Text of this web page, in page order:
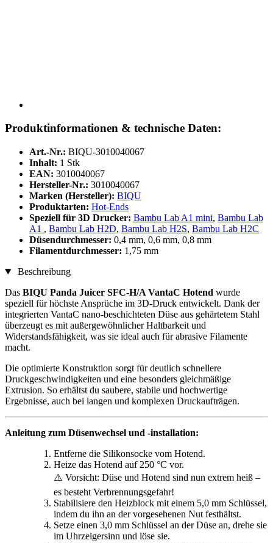
Produktinformationen & technische Daten:
Art.-Nr.: BIQU-3010040067
Inhalt: 1 Stk
EAN: 3010040067
Hersteller-Nr.: 3010040067
Marken (Hersteller): BIQU
Produktarten: Hot-Ends
Speziell für 3D Drucker: Bambu Lab A1 mini, Bambu Lab
A1 , Bambu Lab H2D, Bambu Lab H2S, Bambu Lab H2C
Düsendurchmesser: 0,4 mm, 0,6 mm, 0,8 mm
Filamentdurchmesser: 1,75 mm
Beschreibung
Das BIQU Panda Juicer SFC-H/A VantaC Hotend wurde
speziell für höchste Ansprüche im 3D-Druck entwickelt. Dank der
integrierten VantaC nano-beschichteten Düse aus gehärtetem Stahl
überzeugt es mit außergewöhnlicher Haltbarkeit und
Widerstandsfähigkeit, was sie ideal auch für abrasive Filamente
macht.
Die optimierte Konstruktion sorgt für deutlich schnellere
Druckgeschwindigkeiten und eine besonders gleichmäßige
Extrusion. So erhältst du saubere, stabile und hochwertige
Ergebnisse, auch bei langen und komplexen Druckaufträgen.
Anleitung zum Düsenwechsel und -installation:
Entferne die Silikonsocke vom Hotend.
Heize das Hotend auf 250 °C vor.
⚠️ Vorsicht: Düse und Hotend sind nun extrem heiß –
es besteht Verbrennungsgefahr!
Stabilisiere den Heizblock mit einem 5,0 mm Schlüssel,
indem du ihn an der vorgesehenen Nut festhältst.
Setze einen 3,0 mm Schlüssel an der Düse an, drehe sie
im Uhrzeigersinn und löse sie.